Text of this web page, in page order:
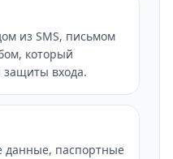
из SMS, письмом
который
защиты входа.
данные, паспортные